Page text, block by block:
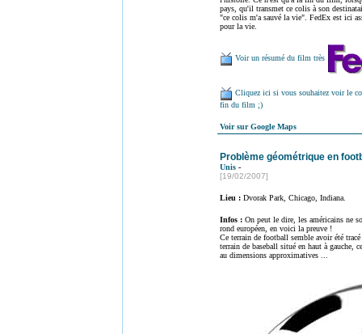
pays, qu'il transmet ce colis à son
"ce colis m'a sauvé la vie". FedEx est ici
pour la vie.
Voir un résumé du film très
Cliquez ici si vous souhaitez voir le
fin du film ;)
Voir sur Google Maps
Problème géométrique en
Unis -
[19/02/2007]
Lieu : Dvorak Park, Chicago, Indiana.
Infos : On peut le dire, les américains ne
rond européen, en voici la preuve !
Ce terrain de football semble avoir été
terrain de baseball situé en haut à gauche,
au dimensions approximatives ...